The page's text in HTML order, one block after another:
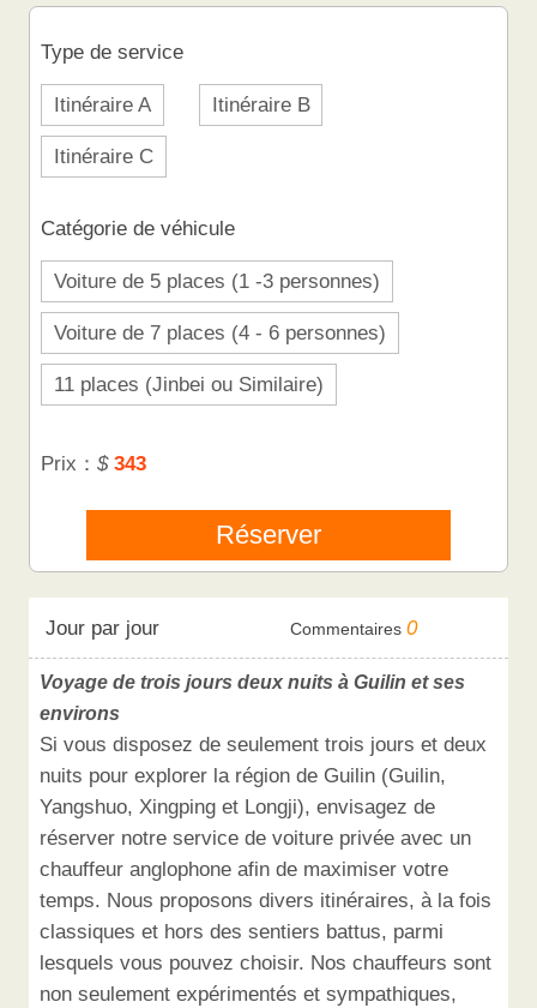
Type de service
Itinéraire A Itinéraire B
Itinéraire C
Catégorie de véhicule
Voiture de 5 places (1 -3 personnes)
Voiture de 7 places (4 - 6 personnes)
11 places (Jinbei ou Similaire)
Prix：$343
Réserver
Jour par jour Commentaires0
Voyage de trois jours deux nuits à Guilin et ses
environs
Si vous disposez de seulement trois jours et deux
nuits pour explorer la région de Guilin (Guilin,
Yangshuo, Xingping et Longji), envisagez de
réserver notre service de voiture privée avec un
chauffeur anglophone afin de maximiser votre
temps. Nous proposons divers itinéraires, à la fois
classiques et hors des sentiers battus, parmi
lesquels vous pouvez choisir. Nos chauffeurs sont
non seulement expérimentés et sympathiques,